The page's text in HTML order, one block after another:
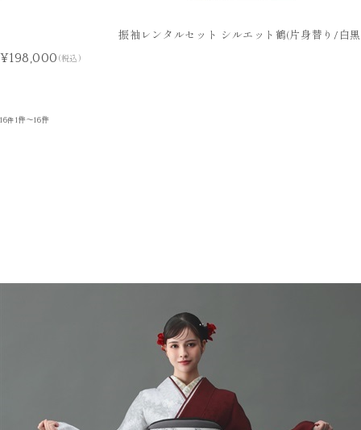
振袖レンタルセット シルエット鶴(片身替り/白
¥198,000 (税込)
16件 1件～16件